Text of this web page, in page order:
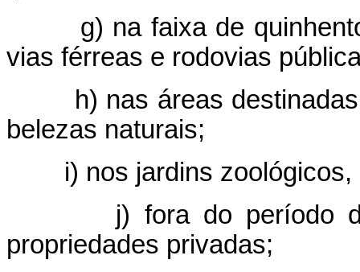
g) na faixa de
vias férreas e rodovias
h) nas áreas
belezas naturais;
i) nos jardins
j) fora do período
propriedades privadas;